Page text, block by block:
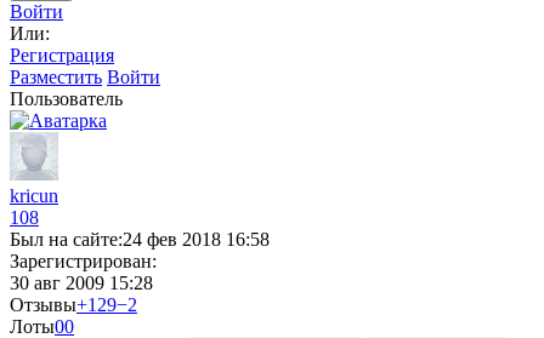
Войти
Или:
Регистрация
Разместить Войти
Пользователь
kricun
108
Был на сайте:24 фев 2018 16:58
Зарегистрирован:
30 авг 2009 15:28
Отзывы+129−2
Лоты00